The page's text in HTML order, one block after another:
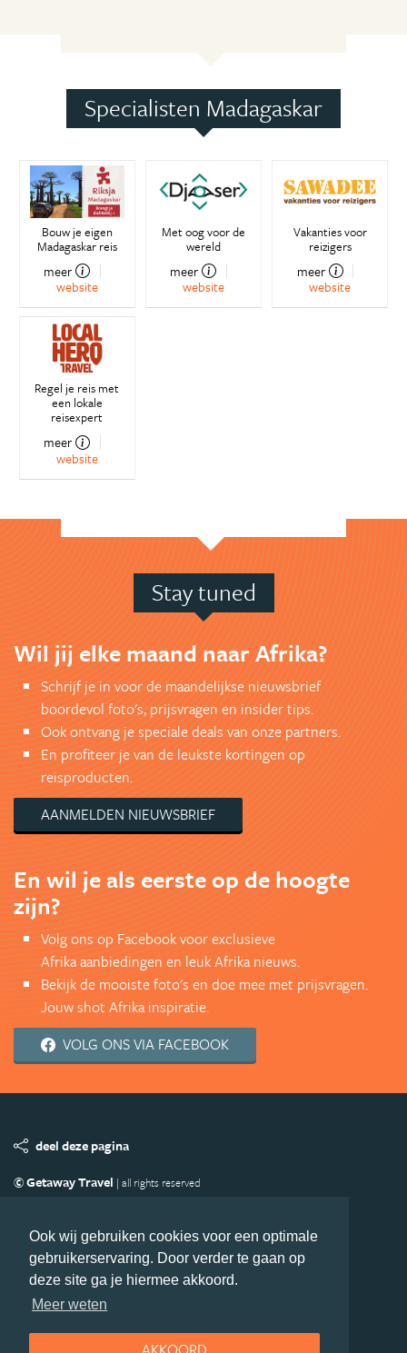
Ook wij gebruiken cookies voor een optimale
gebruikerservaring. Door verder te gaan op
deze site ga je hiermee akkoord.
Meer weten
Specialisten Madagaskar
Bouw je eigen
Madagaskar reis
meer
website
Met oog voor de
wereld
meer
website
Vakanties voor
reizigers
meer
website
Regel je reis met
een lokale
reisexpert
meer
website
Stay tuned
Wil jij elke maand naar Afrika?
Schrijf je in voor de maandelijkse nieuwsbrief
boordevol foto's, prijsvragen en insider tips.
Ook ontvang je speciale deals van onze partners.
En profiteer je van de leukste kortingen op
reisproducten.
AANMELDEN NIEUWSBRIEF
En wil je als eerste op de hoogte
zijn?
Volg ons op Facebook voor exclusieve
Afrika aanbiedingen en leuk Afrika nieuws.
Bekijk de mooiste foto's en doe mee met prijsvragen.
Jouw shot Afrika inspiratie.
VOLG ONS VIA FACEBOOK
deel deze pagina
© Getaway Travel | all rights reserved
Copyright
Privacy statement Disclaimer
Cookies
Volg Afrika.nl
Nieuwsbrief
Facebook